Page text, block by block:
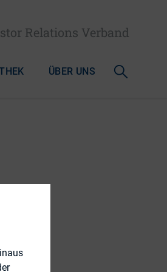
Relations Verband
ÜBER UNS